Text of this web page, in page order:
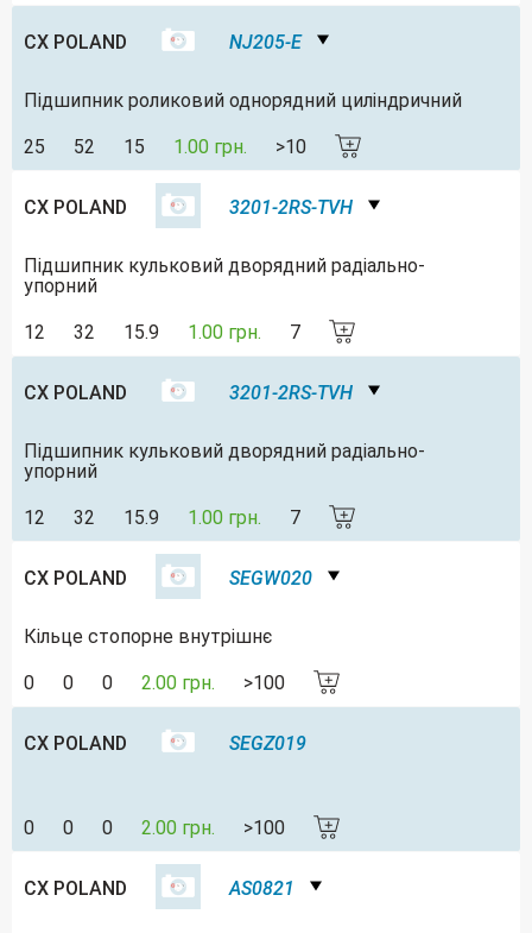
CX POLAND NJ205-E
Підшипник роликовий однорядний циліндричний
25 52 15 1.00 грн. >10
CX POLAND 3201-2RS-TVH
Підшипник кульковий дворядний радіально-
упорний
12 32 15.9 1.00 грн. 7
CX POLAND 3201-2RS-TVH
Підшипник кульковий дворядний радіально-
упорний
12 32 15.9 1.00 грн. 7
CX POLAND SEGW020
Кільце стопорне внутрішнє
0 0 0 2.00 грн. >100
CX POLAND SEGZ019
0 0 0 2.00 грн. >100
CX POLAND AS0821